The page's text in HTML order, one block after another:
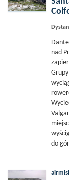
nad
do